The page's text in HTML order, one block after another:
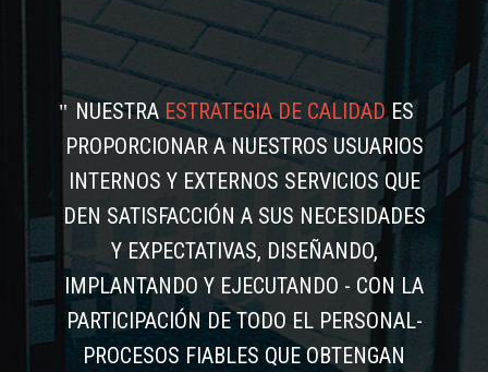
NUESTRAESTRATEGIA DE CALIDADES
PROPORCIONAR A NUESTROS USUARIOS
INTERNOS Y EXTERNOS SERVICIOS QUE
DEN SATISFACCIÓN A SUS NECESIDADES
Y EXPECTATIVAS, DISEÑANDO,
IMPLANTANDO Y EJECUTANDO - CON LA
PARTICIPACIÓN DE TODO EL PERSONAL-
PROCESOS FIABLES QUE OBTENGAN